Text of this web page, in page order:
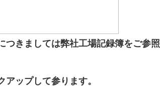
つきましては弊社工場記録簿をご参照
ップして参ります。